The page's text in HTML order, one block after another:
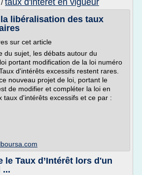
/ taux d'interet en vigueur
libéralisation des taux
sur cet article
du sujet, les débats autour du
portant modification de la loi numéro
d'intérêts excessifs restent rares.
nouveau projet de loi, portant le
de modifier et compléter la loi en
taux d'intérêts excessifs et ce par :
le Taux d’Intérêt lors d'un
...